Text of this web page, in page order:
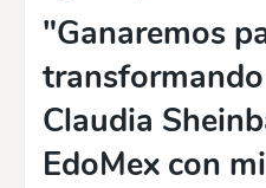
"Ganaremos
Claudia
EdoMex con